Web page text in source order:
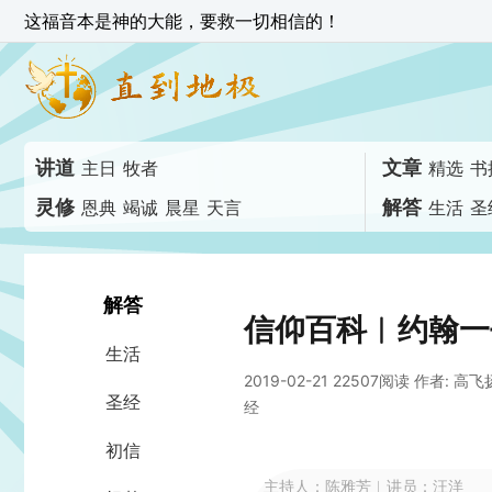
这福音本是神的大能，要救一切相信的！
讲道 主日 牧者 文章 精选 书
灵修 恩典 竭诚 晨星 天言 解答 生活 圣
解答
生活
圣经
初信
信仰百科︱约翰
2019-02-21 22507阅读 作者: 高飞
经
主持人：陈雅芳 讲员：汪洋